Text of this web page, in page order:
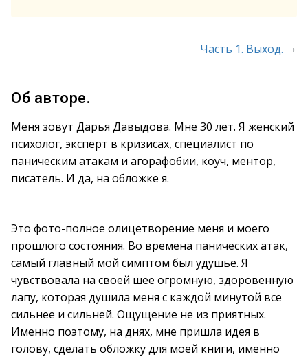
Часть 1. Выход. →
Об авторе.
Меня зовут Дарья Давыдова. Мне 30 лет. Я женский
психолог, эксперт в кризисах, специалист по
паническим атакам и агорафобии, коуч, ментор,
писатель. И да, на обложке я.
Это фото-полное олицетворение меня и моего
прошлого состояния. Во времена панических атак,
самый главный мой симптом был удушье. Я
чувствовала на своей шее огромную, здоровенную
лапу, которая душила меня с каждой минутой все
сильнее и сильней. Ощущение не из приятных.
Именно поэтому, на днях, мне пришла идея в
голову, сделать обложку для моей книги, именно